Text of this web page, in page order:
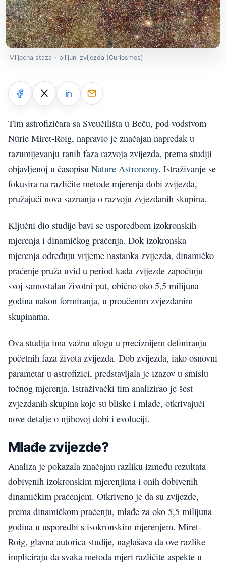
Mlijecna staza - bilijuni zvijezda (Curiosmos)
Tim astrofizičara sa Sveučilišta u Beču, pod vodstvom
Núrie Miret-Roig, napravio je značajan napredak u
razumijevanju ranih faza razvoja zvijezda, prema studiji
objavljenoj u časopisu Nature Astronomy. Istraživanje se
fokusira na različite metode mjerenja dobi zvijezda,
pružajući nova saznanja o razvoju zvjezdanih skupina.
Ključni dio studije bavi se usporedbom izokronskih
mjerenja i dinamičkog praćenja. Dok izokronska
mjerenja određuju vrijeme nastanka zvijezda, dinamičko
praćenje pruža uvid u period kada zvijezde započinju
svoj samostalan životni put, obično oko 5,5 milijuna
godina nakon formiranja, u proučenim zvjezdanim
skupinama.
Ova studija ima važnu ulogu u preciznijem definiranju
početnih faza života zvijezda. Dob zvijezda, iako osnovni
parametar u astrofizici, predstavljala je izazov u smislu
točnog mjerenja. Istraživački tim analizirao je šest
zvjezdanih skupina koje su bliske i mlade, otkrivajući
nove detalje o njihovoj dobi i evoluciji.
Mlađe zvijezde?
Analiza je pokazala značajnu razliku između rezultata
dobivenih izokronskim mjerenjima i onih dobivenih
dinamičkim praćenjem. Otkriveno je da su zvijezde,
prema dinamičkom praćenju, mlađe za oko 5,5 milijuna
godina u usporedbi s isokronskim mjerenjem. Miret-
Roig, glavna autorica studije, naglašava da ove razlike
impliciraju da svaka metoda mjeri različite aspekte u